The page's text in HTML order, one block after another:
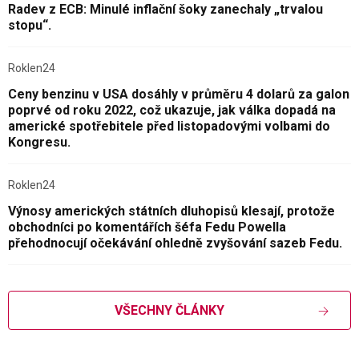
Radev z ECB: Minulé inflační šoky zanechaly „trvalou
stopu“.
Roklen24
Ceny benzinu v USA dosáhly v průměru 4 dolarů za galon
poprvé od roku 2022, což ukazuje, jak válka dopadá na
americké spotřebitele před listopadovými volbami do
Kongresu.
Roklen24
Výnosy amerických státních dluhopisů klesají, protože
obchodníci po komentářích šéfa Fedu Powella
přehodnocují očekávání ohledně zvyšování sazeb Fedu.
VŠECHNY ČLÁNKY